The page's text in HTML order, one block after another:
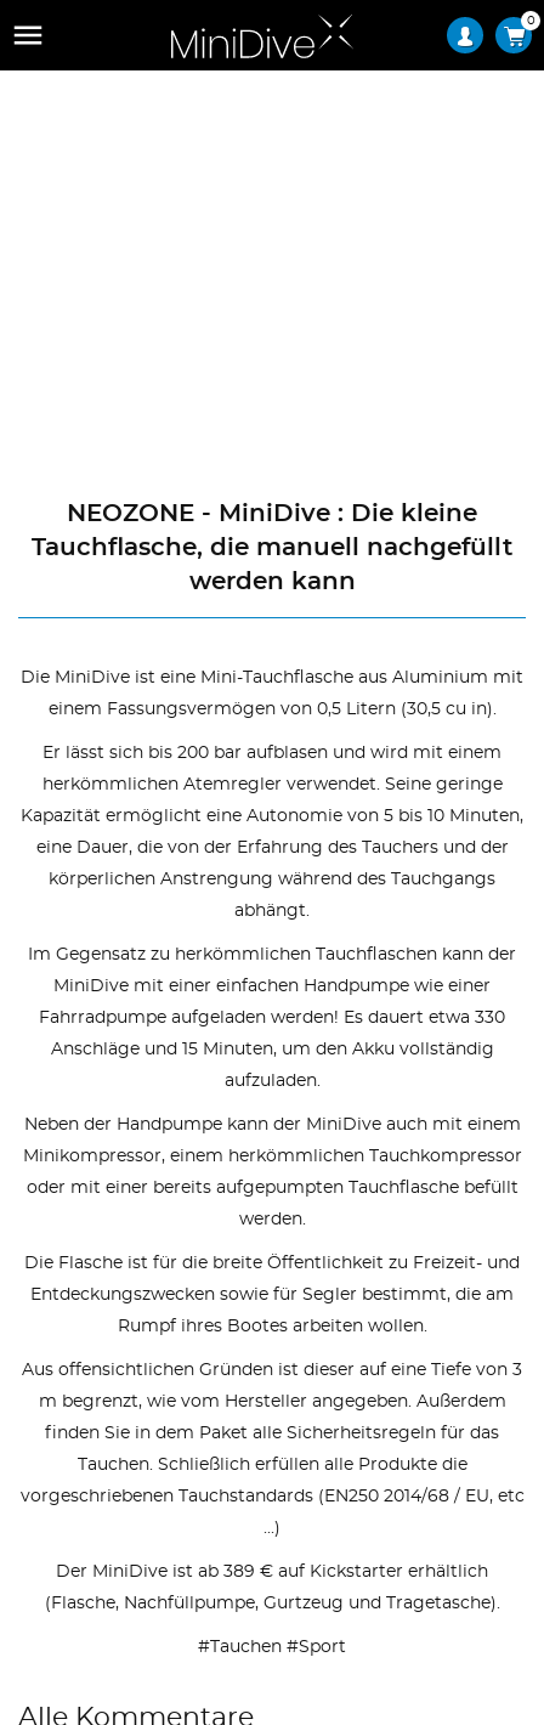
 0
NEOZONE - MiniDive : Die kleine
Tauchflasche, die manuell nachgefüllt
werden kann
Die MiniDive ist eine Mini-Tauchflasche aus Aluminium mit
einem Fassungsvermögen von 0,5 Litern (30,5 cu in).
Er lässt sich bis 200 bar aufblasen und wird mit einem
herkömmlichen Atemregler verwendet. Seine geringe
Kapazität ermöglicht eine Autonomie von 5 bis 10 Minuten,
eine Dauer, die von der Erfahrung des Tauchers und der
körperlichen Anstrengung während des Tauchgangs
abhängt.
Im Gegensatz zu herkömmlichen Tauchflaschen kann der
MiniDive mit einer einfachen Handpumpe wie einer
Fahrradpumpe aufgeladen werden! Es dauert etwa 330
Anschläge und 15 Minuten, um den Akku vollständig
aufzuladen.
Neben der Handpumpe kann der MiniDive auch mit einem
Minikompressor, einem herkömmlichen Tauchkompressor
oder mit einer bereits aufgepumpten Tauchflasche befüllt
werden.
Die Flasche ist für die breite Öffentlichkeit zu Freizeit- und
Entdeckungszwecken sowie für Segler bestimmt, die am
Rumpf ihres Bootes arbeiten wollen.
Aus offensichtlichen Gründen ist dieser auf eine Tiefe von 3
m begrenzt, wie vom Hersteller angegeben. Außerdem
finden Sie in dem Paket alle Sicherheitsregeln für das
Tauchen. Schließlich erfüllen alle Produkte die
vorgeschriebenen Tauchstandards (EN250 2014/68 / EU, etc
...)
Der MiniDive ist ab 389 € auf Kickstarter erhältlich
(Flasche, Nachfüllpumpe, Gurtzeug und Tragetasche).
#Tauchen #Sport
Alle Kommentare